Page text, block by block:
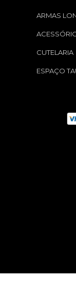
ARMAS
CUTELARIA
ESPAÇO